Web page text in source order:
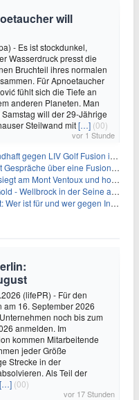
will
- Es ist stockdunkel,
Wasserdruck presst die
Bruchteil ihres normalen
Für Apnoetaucher
fühlt sich die Tiefe an
anderen Planeten. Man
will der 29-Jährige
Steilwand mit[…] (00)
vor 1 Stunde
Fusion in einem sich wandelnden Sportumfeld
mit LIV Golf zurück und bekräftigt die Wettbewerbslandschaft
Mont Ventoux und holt Tour-Gelb
in der Seine ausgebremst
ist für und wer gegen Infantino?
(lifePR) - Für den
am 16. September 2026
noch bis zum
anmelden. Im
kommen Mitarbeitende
jeder Größe
Strecke in der
Als Teil der
[…] (00)
vor 17 Stunden